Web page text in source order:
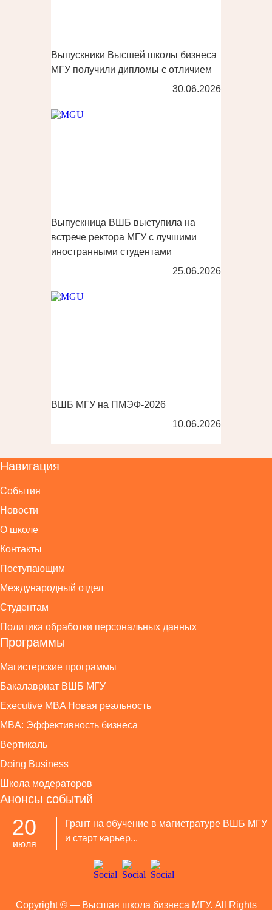
Выпускники Высшей школы бизнеса
МГУ получили дипломы с отличием
30.06.2026
Выпускница ВШБ выступила на
встрече ректора МГУ с лучшими
иностранными студентами
25.06.2026
ВШБ МГУ на ПМЭФ-2026
10.06.2026
Навигация
События
Новости
О школе
Контакты
Поступающим
Международный отдел
Студентам
Политика обработки персональных данных
Программы
Магистерские программы
Бакалавриат ВШБ МГУ
Executive MBA Новая реальность
MBA: Эффективность бизнеса
Вертикаль
Doing Business
Школа модераторов
Анонсы событий
20
июля
Грант на обучение в магистратуре ВШБ МГУ
и старт карьер...
Copyright © — Высшая школа бизнеса МГУ. All Rights